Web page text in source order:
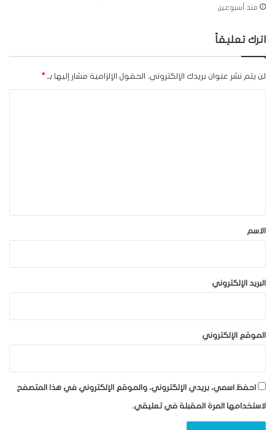
منذ أسبوعين
اترك تعليقاً
لن يتم نشر عنوان بريدك الإلكتروني. الحقول الإلزامية مشار إليها بـ *
*الاسم
البريد الإلكتروني
الموقع الإلكتروني
احفظ اسمي، بريدي الإلكتروني، والموقع الإلكتروني في هذا المتصفح
لاستخدامها المرة المقبلة في تعليقي.